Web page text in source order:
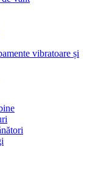
vibratoare și